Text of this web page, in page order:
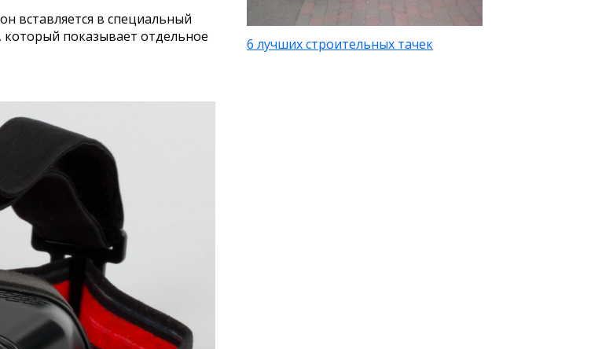
вставляется в специальный
показывает отдельное
6 лучших строительных тачек